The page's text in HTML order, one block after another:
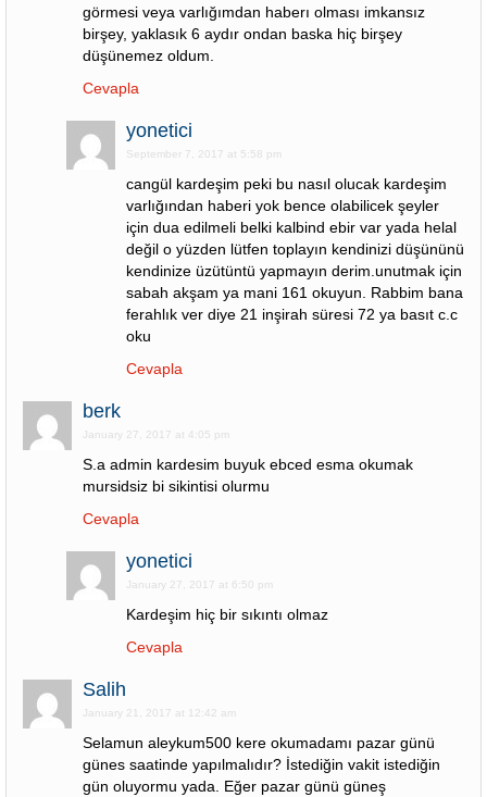
görmesi veya varlığımdan haberı olması imkansız
birşey, yaklasık 6 aydır ondan baska hiç birşey
düşünemez oldum.
Cevapla
yonetici
September 7, 2017 at 5:58 pm
cangül kardeşim peki bu nasıl olucak kardeşim
varlığından haberi yok bence olabilicek şeyler
için dua edilmeli belki kalbind ebir var yada helal
değil o yüzden lütfen toplayın kendinizi düşününü
kendinize üzütüntü yapmayın derim.unutmak için
sabah akşam ya mani 161 okuyun. Rabbim bana
ferahlık ver diye 21 inşirah süresi 72 ya basıt c.c
oku
Cevapla
berk
January 27, 2017 at 4:05 pm
S.a admin kardesim buyuk ebced esma okumak
mursidsiz bi sikintisi olurmu
Cevapla
yonetici
January 27, 2017 at 6:50 pm
Kardeşim hiç bir sıkıntı olmaz
Cevapla
Salih
January 21, 2017 at 12:42 am
Selamun aleykum500 kere okumadamı pazar günü
günes saatinde yapılmalıdır? İstediğin vakit istediğin
gün oluyormu yada. Eğer pazar günü güneş